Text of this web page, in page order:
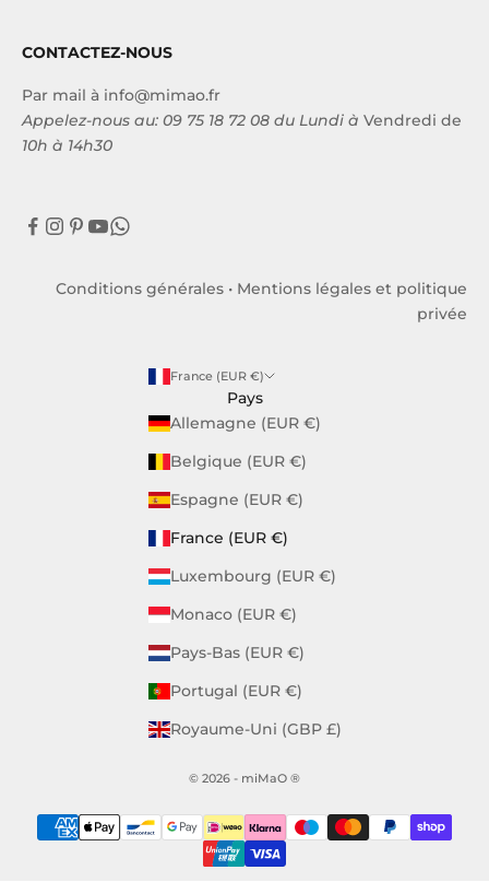
CONTACTEZ-NOUS
Par mail à info@mimao.fr
Appelez-nous au: 09 75 18 72 08 du Lundi à Vendredi de
10h à 14h30
Conditions générales • Mentions légales et politique
privée
France (EUR €)
Pays
Allemagne (EUR €)
Belgique (EUR €)
Espagne (EUR €)
France (EUR €)
Luxembourg (EUR €)
Monaco (EUR €)
Pays-Bas (EUR €)
Portugal (EUR €)
Royaume-Uni (GBP £)
© 2026 - miMaO ®